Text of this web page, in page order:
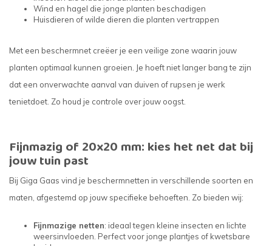
Wind en hagel die jonge planten beschadigen
Huisdieren of wilde dieren die planten vertrappen
Met een beschermnet creëer je een veilige zone waarin jouw
planten optimaal kunnen groeien. Je hoeft niet langer bang te zijn
dat een onverwachte aanval van duiven of rupsen je werk
tenietdoet. Zo houd je controle over jouw oogst.
Fijnmazig of 20x20 mm: kies het net dat bij
jouw tuin past
Bij Giga Gaas vind je beschermnetten in verschillende soorten en
maten, afgestemd op jouw specifieke behoeften. Zo bieden wij:
Fijnmazige netten: ideaal tegen kleine insecten en lichte
weersinvloeden. Perfect voor jonge plantjes of kwetsbare